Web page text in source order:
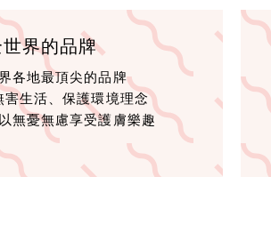
界的品牌
各地最頂尖的品牌
害生活、保護環境理念
無憂無慮享受護膚樂趣